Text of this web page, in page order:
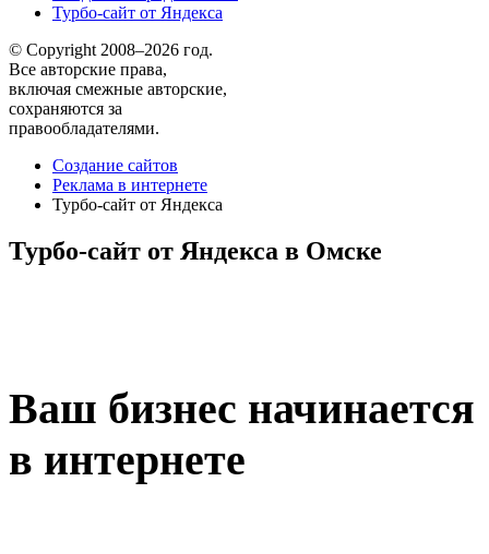
Турбо-сайт от Яндекса
© Copyright 2008–2026 год.
Все авторские права,
включая смежные авторские,
сохраняются за
правообладателями.
Создание сайтов
Реклама в интернете
Турбо-сайт от Яндекса
Турбо-сайт от Яндекса в Омске
Ваш бизнес начинается
в интернете